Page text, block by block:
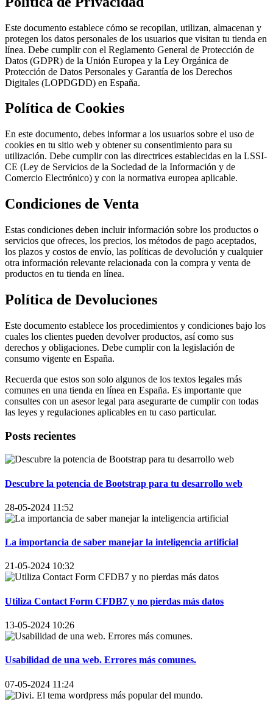
Este documento establece cómo se recopilan, utilizan, almacenan y
protegen los datos personales de los usuarios que visitan tu tienda en
línea. Debe cumplir con el Reglamento General de Protección de
Datos (GDPR) de la Unión Europea y la Ley Orgánica de
Protección de Datos Personales y Garantía de los Derechos
Digitales (LOPDGDD) en España.
Política de Cookies
En este documento, debes informar a los usuarios sobre el uso de
cookies en tu sitio web y obtener su consentimiento para su
utilización. Debe cumplir con las directrices establecidas en la LSSI-
CE (Ley de Servicios de la Sociedad de la Información y de
Comercio Electrónico) y con la normativa europea aplicable.
Condiciones de Venta
Estas condiciones deben incluir información sobre los productos o
servicios que ofreces, los precios, los métodos de pago aceptados,
los plazos y costos de envío, las políticas de devolución y cualquier
otra información relevante relacionada con la compra y venta de
productos en tu tienda en línea.
Política de Devoluciones
Este documento establece los procedimientos y condiciones bajo los
cuales los clientes pueden devolver productos, así como sus
derechos y obligaciones. Debe cumplir con la legislación de
consumo vigente en España.
Recuerda que estos son solo algunos de los textos legales más
comunes en una tienda en línea en España. Es importante que
consultes con un asesor legal para asegurarte de cumplir con todas
las leyes y regulaciones aplicables en tu caso particular.
Posts recientes
Descubre la potencia de Bootstrap para tu desarrollo web
28-05-2024 11:52
La importancia de saber manejar la inteligencia artificial
21-05-2024 10:32
Utiliza Contact Form CFDB7 y no pierdas más datos
13-05-2024 10:26
Usabilidad de una web. Errores más comunes.
07-05-2024 11:24